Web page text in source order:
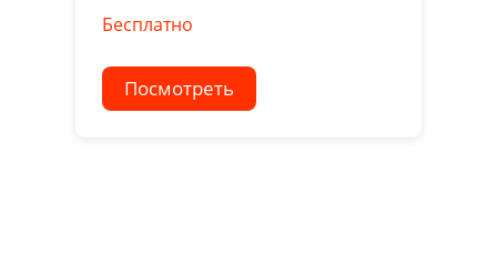
Бесплатно
Посмотреть